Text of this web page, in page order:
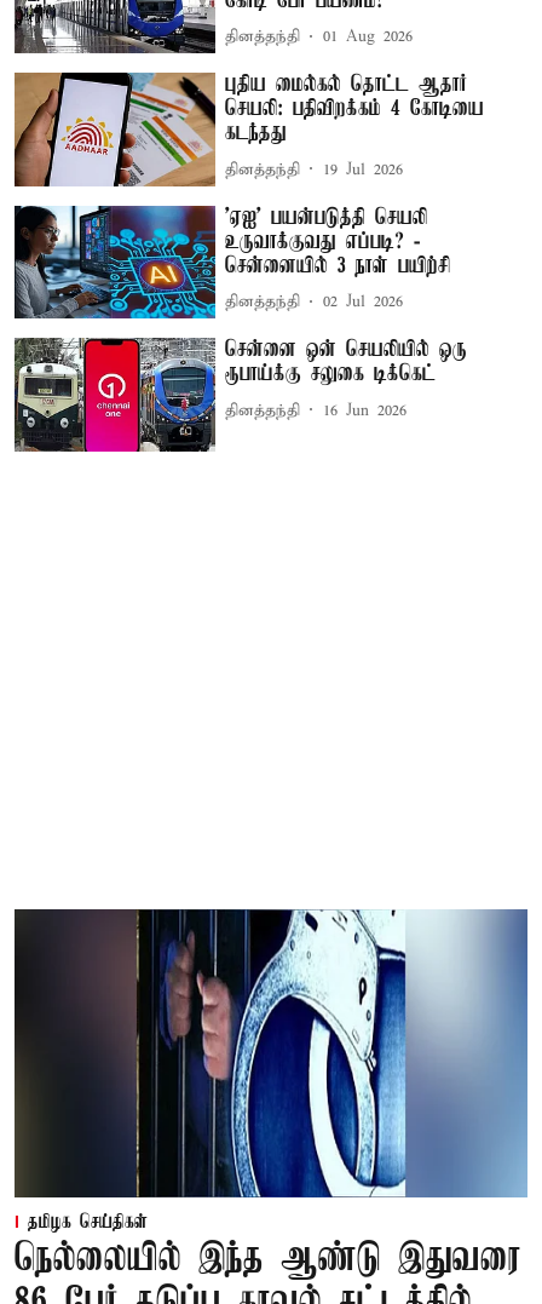
தினத்தந்தி 01 Aug 2026
புதிய மைல்கல் தொட்ட ஆதார்
செயலி: பதிவிறக்கம் 4 கோடியை
கடந்தது
தினத்தந்தி 19 Jul 2026
'ஏஐ' பயன்படுத்தி செயலி
உருவாக்குவது எப்படி? -
சென்னையில் 3 நாள் பயிற்சி
தினத்தந்தி 02 Jul 2026
சென்னை ஒன் செயலியில் ஒரு
ரூபாய்க்கு சலுகை டிக்கெட்
தினத்தந்தி 16 Jun 2026
தமிழக செய்திகள்
நெல்லையில் இந்த ஆண்டு இதுவரை